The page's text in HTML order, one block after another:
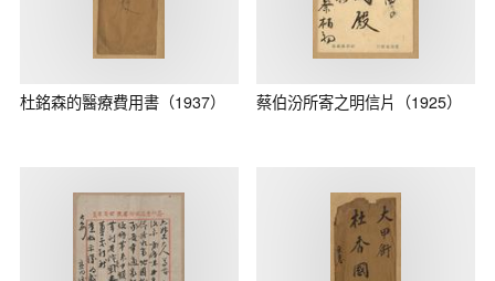
杜銘森的醫療費用書（1937） 蔡伯汾所寄之明信片（1925）